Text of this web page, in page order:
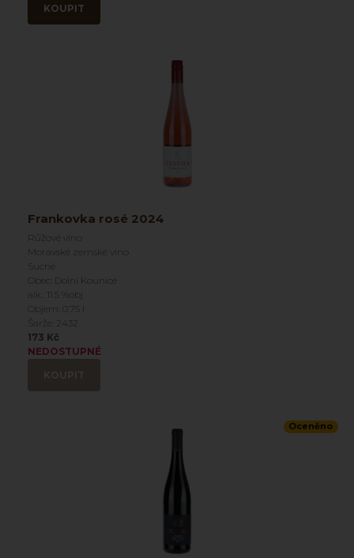
KOUPIT
Frankovka rosé 2024
Růžové víno
Moravské zemské víno
Suché
Obec: Dolní Kounice
alk.: 11.5 %obj
Objem: 0.75 l
Šarže: 2432
173 Kč
NEDOSTUPNÉ
Oceněno